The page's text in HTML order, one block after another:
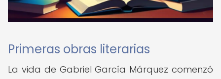
Primeras obras literarias
La vida de Gabriel García Márquez comenzó